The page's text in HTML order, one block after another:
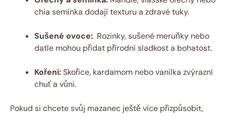
chia semínka ⁢dodají texturu a zdravé tuky.
Sušené ovoce: ‍ Rozinky, sušené meruňky nebo​
datle mohou přidat přírodní sladkost⁤ a​ bohatost.
Koření:​Skořice,⁤ kardamom nebo vanilka zvýrazní
chuť a vůni.
Pokud si⁢ chcete svůj mazanec ještě⁣ více ⁤přizpůsobit,